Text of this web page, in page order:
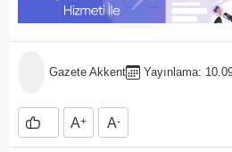
Gazete Akkent Yayınlama:
A+ A-